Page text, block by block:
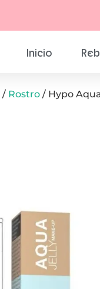
Inicio
/ Rostro / Hypo